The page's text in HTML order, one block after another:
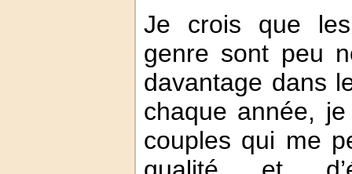
Je crois que
genre sont peu
davantage dans
chaque année,
couples qui me